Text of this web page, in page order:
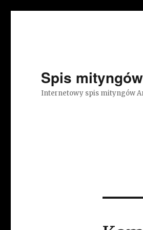
Spis
Internetowy spis mityngów